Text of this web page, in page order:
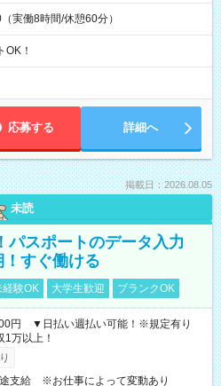
実働8時間/休憩60分）
OK！
応募する 詳細へ
掲載日：2026.08.05
未読
パスポートのデータ入力
！すぐ働ける
験OK 大学生歓迎 ブランクOK
円 ▼日払い週払い可能！※規定有り
万以上！
支給 ※お仕事によって変動あり